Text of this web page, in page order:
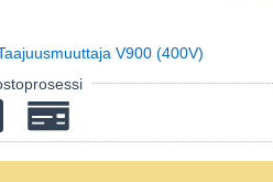
V900 (400V)